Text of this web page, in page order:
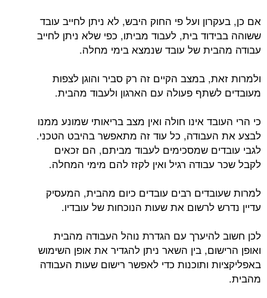
אם כן, בעקרון ועל פי החוק היבש, לא ניתן לחייב עובד
ששוהה בבידוד בית, לעבוד מביתו, כפי שלא ניתן לחייב
עבודה מהבית של עובד שנמצא בימי מחלה.
ולמרות זאת, במצב הקיים זה רק סביר והוגן לצפות
מעובדים לשתף פעולה עם הארגון ולעבוד מהבית.
כי הרי העובד אינו חולה ואין מצב בריאותי שמונע ממנו
לבצע את העבודה, כל עוד זה מתאפשר בהיבט הטכני.
לגבי עובדים שמסכימים לעבוד מביתם, הם זכאים
לקבל שכר עבודה רגיל ואין לקזז להם מימי המחלה.
למרות שעובדים רבים עובדים כיום מהבית, המעסיק
עדיין נדרש לרשום את שעות הנוכחות של עובדיו.
לכן חשוב להיערך עם הגדרת נוהל העבודה מהבית
ואופן הרישום, בין השאר ניתן להגדיר את אופן השימוש
באפליקציות ותוכנות כדי לאפשר רישום שעות העבודה
מהבית.